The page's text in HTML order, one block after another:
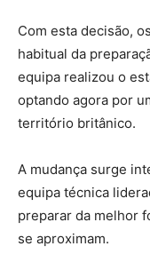
Com esta decisão,
habitual da
equipa realizou o
optando agora por
território britânico.
A mudança surge
equipa técnica
preparar da melhor
se aproximam.